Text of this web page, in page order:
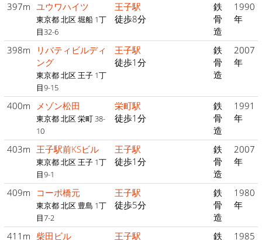
397m ユウワハイツ
東京都 北区 堀船 1丁
目32-6
王子駅
徒歩8分
鉄
骨
造
1990
年
398m
リバティビルディ
ング
東京都 北区 王子 1丁
目9-15
王子駅
徒歩1分
鉄
骨
造
2007
年
400m メゾン松田
東京都 北区 栄町 38-
10
栄町駅
徒歩1分
鉄
骨
造
1991
年
403m 王子駅前KSビル
東京都 北区 王子 1丁
目9-1
王子駅
徒歩1分
鉄
骨
造
2007
年
409m コーポ橋元
東京都 北区 豊島 1丁
目7-2
王子駅
徒歩5分
鉄
骨
造
1980
年
411m 柴田ビル
王子駅
鉄
1985